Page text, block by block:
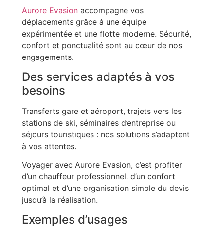
Aurore Evasion accompagne vos
déplacements grâce à une équipe
expérimentée et une flotte moderne. Sécurité,
confort et ponctualité sont au cœur de nos
engagements.
Des services adaptés à vos
besoins
Transferts gare et aéroport, trajets vers les
stations de ski, séminaires d’entreprise ou
séjours touristiques : nos solutions s’adaptent
à vos attentes.
Voyager avec Aurore Evasion, c’est profiter
d’un chauffeur professionnel, d’un confort
optimal et d’une organisation simple du devis
jusqu’à la réalisation.
Exemples d’usages